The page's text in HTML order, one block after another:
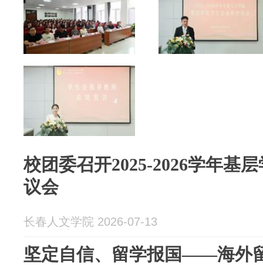
校团委召开2025-2026学年基
议会
长春人文学院 2026-07-13
坚定自信、留学报国——海外